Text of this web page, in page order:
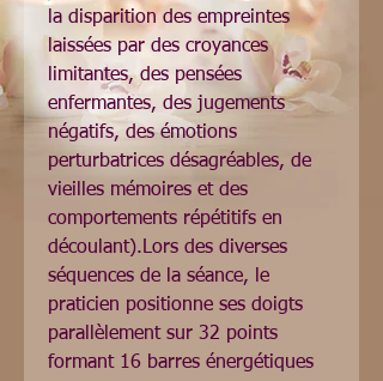
la disparition des empreintes
laissées par des croyances
limitantes, des pensées
enfermantes, des jugements
négatifs, des émotions
perturbatrices désagréables, de
vieilles mémoires et des
comportements répétitifs en
découlant).Lors des diverses
séquences de la séance, le
praticien positionne ses doigts
parallèlement sur 32 points
formant 16 barres énergétiques